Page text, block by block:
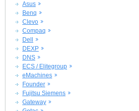
Asus
Benq
Clevo
Compaq
Dell
DEXP
DNS
ECS / Elitegroup
eMachines
Founder
Fujitsu Siemens
Gateway